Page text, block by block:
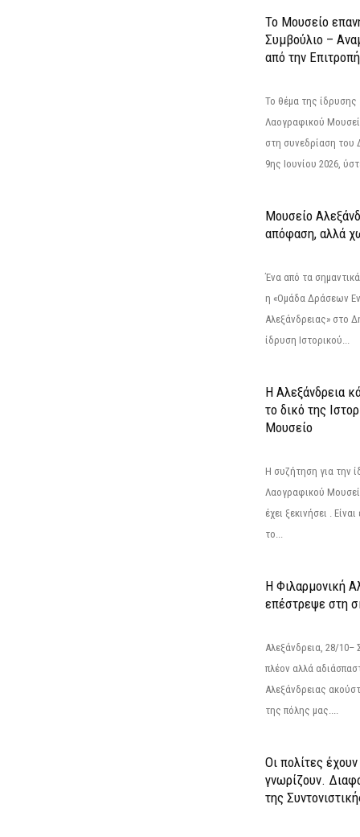
Το Μουσείο
Συμβούλιο –
από την Επιτροπή
Το θέμα της ίδρυσης
Λαογραφικού
στη συνεδρίαση του
9ης Ιουνίου 2026,
Μουσείο
απόφαση, αλλά
Ένα από τα
η «Ομάδα Δράσεων
Αλεξάνδρειας» στο
ίδρυση Ιστορικού...
Η Αλεξάνδρεια
το δικό της
Μουσείο
Η συζήτηση για την
Λαογραφικού
έχει ξεκινήσει .
το...
Η Φιλαρμονική
επέστρεψε στη
Αλεξάνδρεια, 28/
πλέον αλλά
Αλεξάνδρειας
της πόλης μας....
Οι πολίτες
γνωρίζουν.
της